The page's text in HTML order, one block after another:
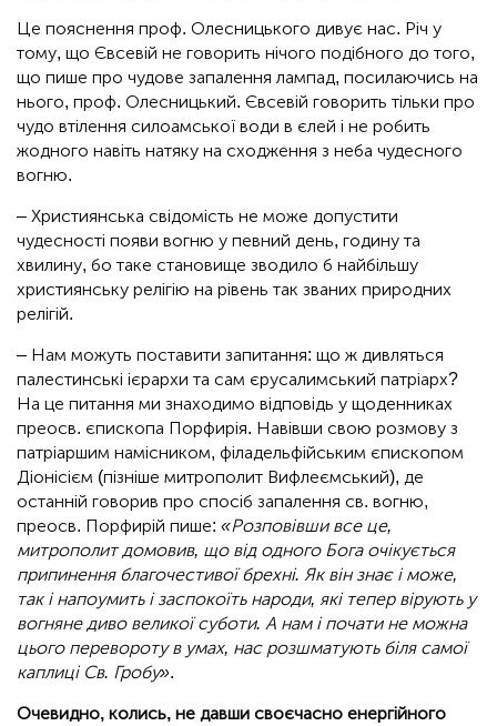
Це пояснення проф. Олесницького дивує нас. Річ у
тому, що Євсевій не говорить нічого подібного до того,
що пише про чудове запалення лампад, посилаючись на
нього, проф. Олесницький. Євсевій говорить тільки про
чудо втілення силоамської води в єлей і не робить
жодного навіть натяку на сходження з неба чудесного
вогню.
– Християнська свідомість не може допустити
чудесності появи вогню у певний день, годину та
хвилину, бо таке становище зводило б найбільшу
християнську релігію на рівень так званих природних
релігій.
– Нам можуть поставити запитання: що ж дивляться
палестинські ієрархи та сам єрусалимський патріарх?
На це питання ми знаходимо відповідь у щоденниках
преосв. єпископа Порфирія. Навівши свою розмову з
патріаршим намісником, філадельфійським єпископом
Діонісієм (пізніше митрополит Вифлеємський), де
останній говорив про спосіб запалення св. вогню,
преосв. Порфирій пише: «Розповівши все це,
митрополит домовив, що від одного Бога очікується
припинення благочестивої брехні. Як він знає і може,
так і напоумить і заспокоїть народи, які тепер вірують у
вогняне диво великої суботи. А нам і почати не можна
цього перевороту в умах, нас розшматують біля самої
каплиці Св. Гробу».
Очевидно, колись, не давши своєчасно енергійного